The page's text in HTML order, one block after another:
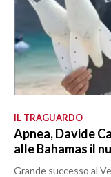
IL TRAGUARDO
Apnea, Davide
alle Bahamas il
Grande successo al